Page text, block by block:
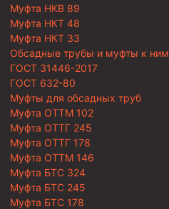
Муфта НКВ 89
Муфта НКТ 48
Муфта НКТ 33
Обсадные трубы и муфты к ним
ГОСТ 31446-2017
ГОСТ 632-80
Муфты для обсадных труб
Муфта ОТТМ 102
Муфта ОТТГ 245
Муфта ОТТГ 178
Муфта ОТТМ 146
Муфта БТС 324
Муфта БТС 245
Муфта БТС 178